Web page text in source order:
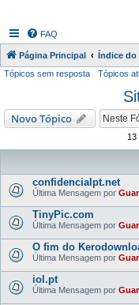
FAQ
Página Principal Índice do
Tópicos sem resposta Tópicos
Novo Tópico
13
confidencialpt.net
Última Mensagem por
TinyPic.com
Última Mensagem por
O fim do
Última Mensagem por
iol.pt
Última Mensagem por